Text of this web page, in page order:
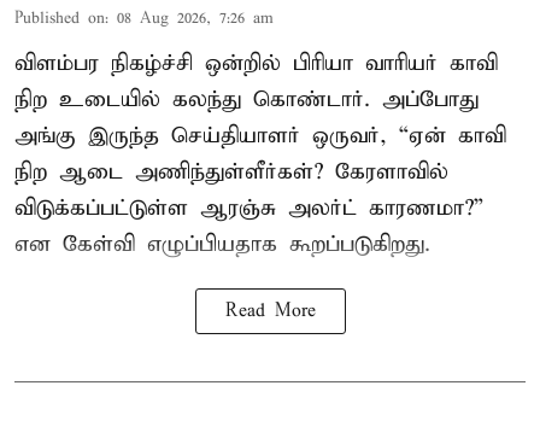
Published on: 08 Aug 2026, 7:26 am
விளம்பர நிகழ்ச்சி ஒன்றில் பிரியா வாரியர் காவி
நிற உடையில் கலந்து கொண்டார். அப்போது
அங்கு இருந்த செய்தியாளர் ஒருவர், “ஏன் காவி
நிற ஆடை அணிந்துள்ளீர்கள்? கேரளாவில்
விடுக்கப்பட்டுள்ள ஆரஞ்சு அலர்ட் காரணமா?”
என கேள்வி எழுப்பியதாக கூறப்படுகிறது.
Read More